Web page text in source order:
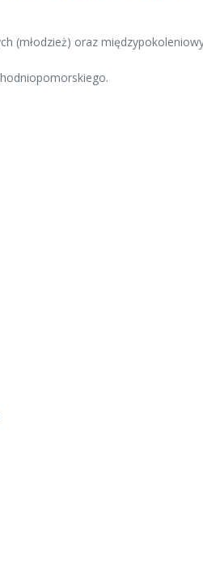
(młodzież) oraz